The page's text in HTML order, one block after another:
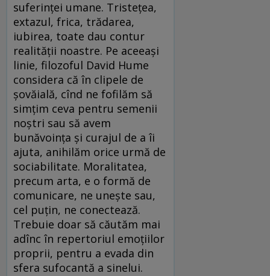
suferinței umane. Tristețea,
extazul, frica, trădarea,
iubirea, toate dau contur
realității noastre. Pe aceeași
linie, filozoful David Hume
considera că în clipele de
șovăială, cînd ne fofilăm să
simțim ceva pentru semenii
noștri sau să avem
bunăvoința și curajul de a îi
ajuta, anihilăm orice urmă de
sociabilitate. Moralitatea,
precum arta, e o formă de
comunicare, ne unește sau,
cel puțin, ne conectează.
Trebuie doar să căutăm mai
adînc în repertoriul emoțiilor
proprii, pentru a evada din
sfera sufocantă a sinelui.